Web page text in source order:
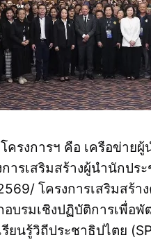
ครงการฯ คือ เครือข่า
ารเสริมสร้างผู้นำนักป
โครงการเสริมสร้
อบรมเชิงปฏิบัติการเพื่
ยนรู้วิถีประชาธิปไตย